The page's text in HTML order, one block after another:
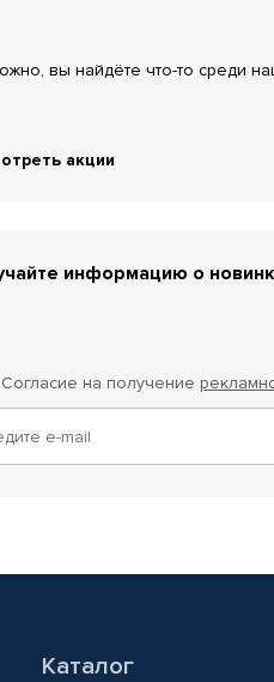
вы найдёте что-то среди
акции
информацию о
Согласие на получение
Каталог